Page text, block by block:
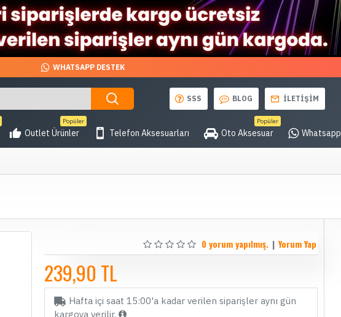
WHATSAPP DESTEK
SSS BLOG İLETİŞİM
Outlet Ürünler
Popüler
Telefon Aksesuarları Oto Aksesuar
Popüler
Whatsapp
0 yorum yapılmış. | Yorum Yap
239,90 TL
Hafta içi saat 15:00'a kadar verilen siparişler aynı gün
kargoya verilir.